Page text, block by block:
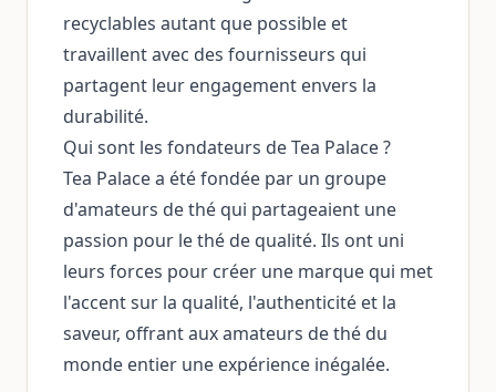
recyclables autant que possible et
travaillent avec des fournisseurs qui
partagent leur engagement envers la
durabilité.
Qui sont les fondateurs de Tea Palace ?
Tea Palace a été fondée par un groupe
d'amateurs de thé qui partageaient une
passion pour le thé de qualité. Ils ont uni
leurs forces pour créer une marque qui met
l'accent sur la qualité, l'authenticité et la
saveur, offrant aux amateurs de thé du
monde entier une expérience inégalée.